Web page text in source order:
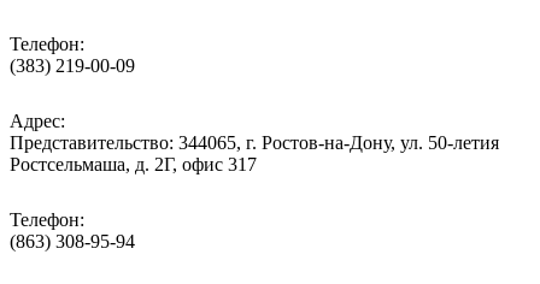
Телефон:
(383) 219-00-09
Адрес:
Представительство: 344065, г. Ростов-на-Дону, ул. 50-летия
Ростсельмаша, д. 2Г, офис 317
Телефон:
(863) 308-95-94